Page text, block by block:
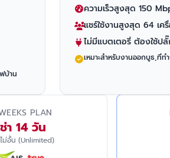
บ้าน
ความเร็วสูงสุด 150
แชร์ใช้งานสูงสุด 64 เค
ไม่มีแบตเตอรี่ ต้องใช้ป
เหมาะสำหรับงานออกบูธ,ที่ท
PLAN
า 14 วัน
ม่อั้น (Unlimited)